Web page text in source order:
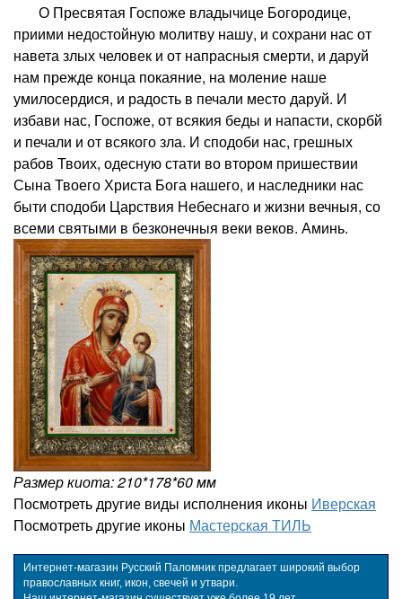
О Пресвятая Госпоже владычице Богородице,
приими недостойную молитву нашу, и сохрани нас от
навета злых человек и от напрасныя смерти, и даруй
нам прежде конца покаяние, на моление наше
умилосердися, и радость в печали место даруй. И
избави нас, Госпоже, от всякия беды и напасти, скорбй
и печали и от всякого зла. И сподоби нас, грешных
рабов Твоих, одесную стати во втором пришествии
Сына Твоего Христа Бога нашего, и наследники нас
быти сподоби Царствия Небеснаго и жизни вечныя, со
всеми святыми в безконечныя веки веков. Аминь.
Размер киота: 210*178*60 мм
Посмотреть другие виды исполнения иконы Иверская
Посмотреть другие иконы Мастерская ТИЛЬ
Интернет-магазин Русский Паломник предлагает широкий выбор
православных книг, икон, свечей и утвари.